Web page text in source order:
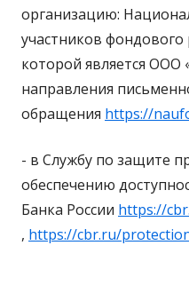
организацию:
участников
которой является ООО
направления
обращения https://
- в Службу по защите
обеспечению
Банка России https://
Открывается
, https://cbr.ru/